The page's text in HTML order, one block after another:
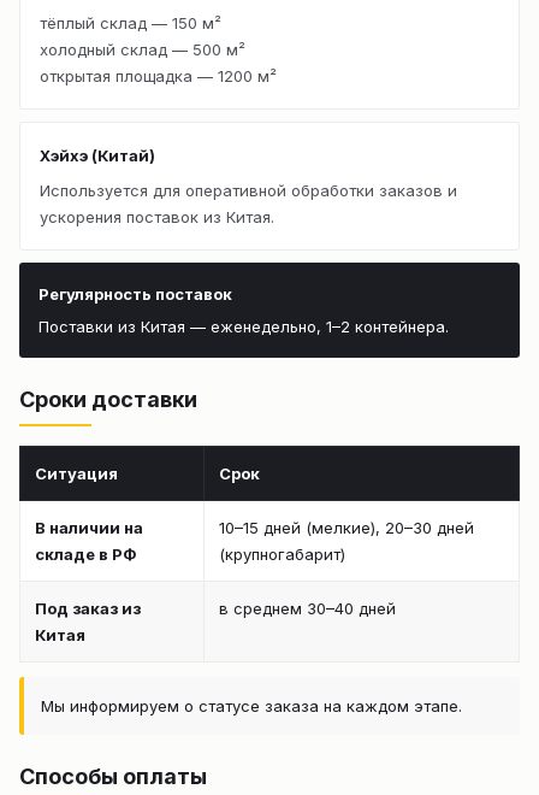
тёплый склад — 150 м²
холодный склад — 500 м²
открытая площадка — 1200 м²
Хэйхэ (Китай)
Используется для оперативной обработки заказов и
ускорения поставок из Китая.
Регулярность поставок
Поставки из Китая — еженедельно, 1–2 контейнера.
Сроки доставки
Ситуация Срок
В наличии на
складе в РФ
10–15 дней (мелкие), 20–30 дней
(крупногабарит)
Под заказ из
Китая
в среднем 30–40 дней
Мы информируем о статусе заказа на каждом этапе.
Способы оплаты